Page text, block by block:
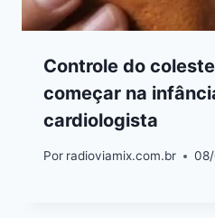
Controle do
começar na
cardiologista
Por radioviamix.com.br